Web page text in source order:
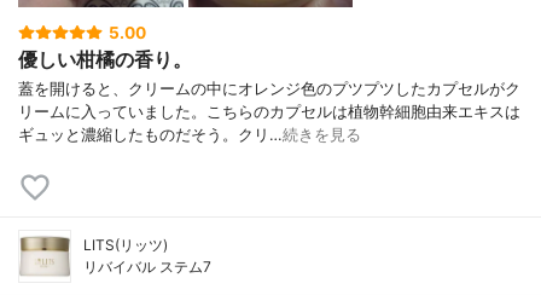
5.00
優しい柑橘の香り。
蓋を開けると、クリームの中にオレンジ色のプツプツしたカプセルがク
リームに入っていました。こちらのカプセルは植物幹細胞由来エキスは
ギュッと濃縮したものだそう。クリ…続きを見る
LITS(リッツ)
リバイバル ステム7